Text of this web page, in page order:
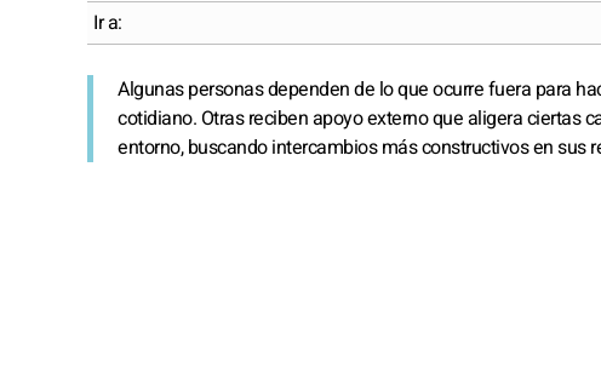
Ir a:
Algunas personas dependen de lo que ocurre fuera para
cotidiano. Otras reciben apoyo externo que aligera ciertas
entorno, buscando intercambios más constructivos en sus